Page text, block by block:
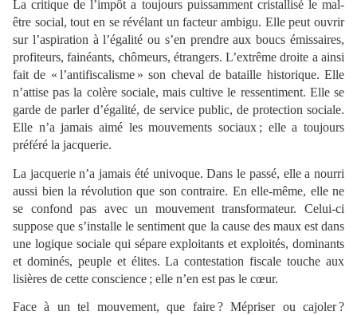
La critique de l’impôt a toujours puissamment cristallisé le mal-
être social, tout en se révélant un facteur ambigu. Elle peut ouvrir
sur l’aspiration à l’égalité ou s’en prendre aux boucs émissaires,
profiteurs, fainéants, chômeurs, étrangers. L’extrême droite a ainsi
fait de « l’antifiscalisme » son cheval de bataille historique. Elle
n’attise pas la colère sociale, mais cultive le ressentiment. Elle se
garde de parler d’égalité, de service public, de protection sociale.
Elle n’a jamais aimé les mouvements sociaux ; elle a toujours
préféré la jacquerie.
La jacquerie n’a jamais été univoque. Dans le passé, elle a nourri
aussi bien la révolution que son contraire. En elle-même, elle ne
se confond pas avec un mouvement transformateur. Celui-ci
suppose que s’installe le sentiment que la cause des maux est dans
une logique sociale qui sépare exploitants et exploités, dominants
et dominés, peuple et élites. La contestation fiscale touche aux
lisières de cette conscience ; elle n’en est pas le cœur.
Face à un tel mouvement, que faire ? Mépriser ou cajoler ?